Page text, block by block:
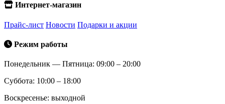
Интернет-магазин
Прайс-лист Новости Подарки и акции
Режим работы
Понедельник — Пятница: 09:00 – 20:00
Суббота: 10:00 – 18:00
Воскресенье: выходной